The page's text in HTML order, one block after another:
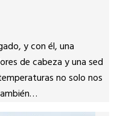
y con él, una
de cabeza y una sed
no solo nos